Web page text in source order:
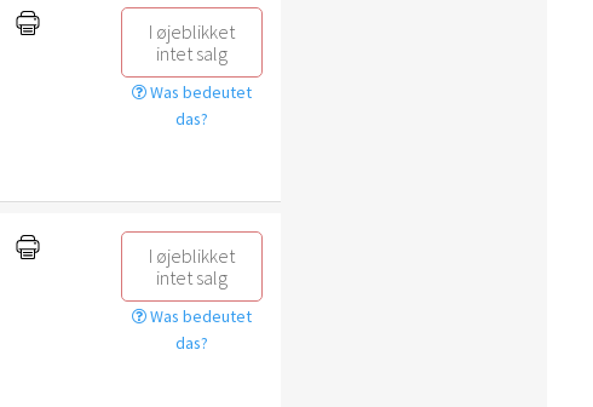
I øjeblikket
intet salg
Was bedeutet
das?
I øjeblikket
intet salg
Was bedeutet
das?